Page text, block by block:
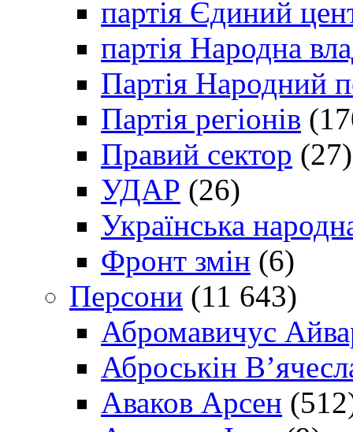
партія Єдиний
партія Народна
Партія Народний
Партія регіонів
Правий сектор (27)
УДАР (26)
Українська
Фронт змін (6)
Персони (11 643)
Абромавичус
Аброськін
Аваков Арсен